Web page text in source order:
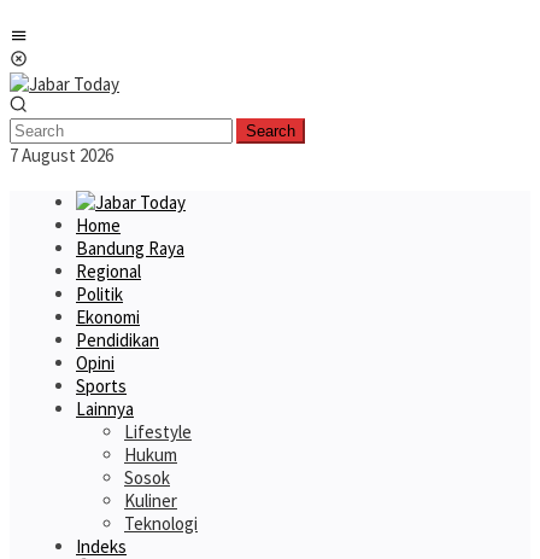
to
content
Search
7 August 2026
Home
Bandung Raya
Regional
Politik
Ekonomi
Pendidikan
Opini
Sports
Lainnya
Lifestyle
Hukum
Sosok
Kuliner
Teknologi
Indeks